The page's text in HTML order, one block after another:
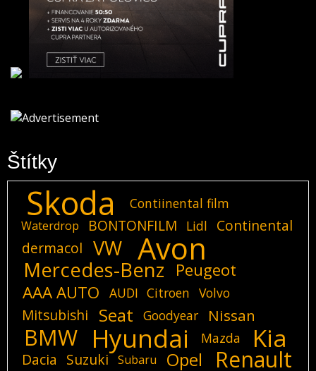
Štítky
Skoda Contiinental film
Waterdrop BONTONFILM Lidl
Continental
dermacol
VW Avon
Mercedes-Benz
Peugeot
AAA AUTO
AUDI Citroen Volvo
Mitsubishi Seat Goodyear Nissan
BMW Hyundai Mazda Kia
Dacia Suzuki Subaru Opel Renault